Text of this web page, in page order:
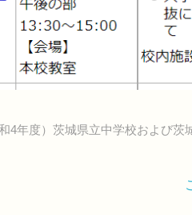
4年度）茨城県立中学校および